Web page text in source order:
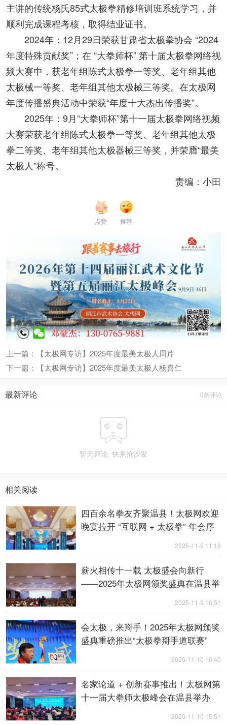
主讲的传统杨氏85式太极拳精修培训班系统学习，并
顺利完成课程考核，取得结业证书。
2024年：12月29日荣获甘肃省太极拳协会 “2024
年度特殊贡献奖”；在 “大拳师杯” 第十届太极拳网络视
频大赛中，获老年组陈式太极拳一等奖、老年组其他
太极械一等奖、老年组其他太极械三等奖。在太极网
年度传播盛典活动中荣获“年度十大杰出传播奖”。
2025年：9月“大拳师杯”第十一届太极拳网络视频
大赛荣获老年组陈式太极拳一等奖、老年组其他太极
拳二等奖、老年组其他太极器械三等奖，并荣膺“最美
太极人”称号。
责编：小田
点赞 推荐
上一篇：【太极网专访】2025年度最美太极人周芹
下一篇：【太极网专访】2025年度最美太极人杨喜仁
0条评论
最新评论

暂无评论, 快来抢沙发
相关阅读
四百余名拳友齐聚温县！太极网欢迎
晚宴拉开 “互联网 + 太极拳” 年会序
2025-11-9 11:18
薪火相传十一载 太极盛会向新行
——2025年太极网颁奖盛典在温县举
2025-11-9 18:51
会太极，来搿手！2025年太极网颁奖
盛典重磅推出“太极拳搿手道联赛”
2025-11-10 10:40
名家论道 + 创新赛事推出！太极网第
十一届大拳师太极峰会在温县举办
2025-11-10 15:51